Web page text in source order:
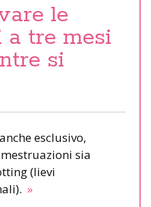
le
a tre mesi
si
esclusivo,
sia
(lievi
»